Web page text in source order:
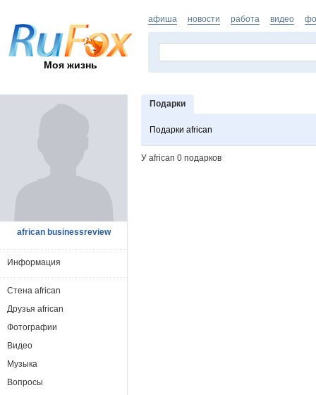
Моя жизнь
афиша новости работа видео
Подарки
Подарки african
У african 0 подарков
african businessreview
Информация
Стена african
Друзья african
Фотографии
Видео
Музыка
Вопросы